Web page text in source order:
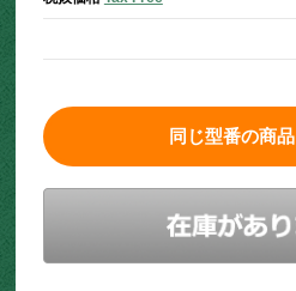
同じ型番の商